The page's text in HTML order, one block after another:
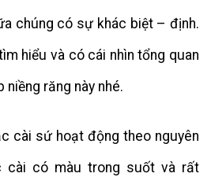
chúng có sự khác biệt – định.
hiểu và có cái nhìn tổng quan
răng này nhé.
cài sứ hoạt động theo nguyên
cài có màu trong suốt và rất